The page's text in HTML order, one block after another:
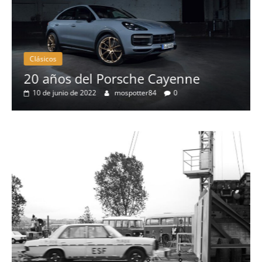
Cayenne
mospotter84 0
Clásicos
50 años del
4 de mayo de 2022
Seguridad